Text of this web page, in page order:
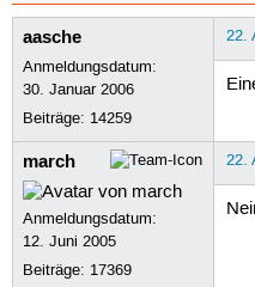
aasche
Anmeldungsdatum:
30. Januar 2006
Beiträge: 14259
22.
march
Anmeldungsdatum:
12. Juni 2005
Beiträge: 17369
22.